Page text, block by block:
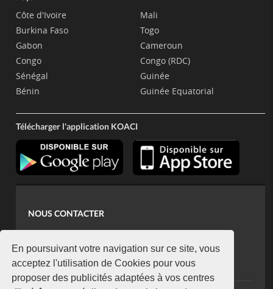
En poursuivant votre navigation sur ce site, vous
acceptez l'utilisation de Cookies pour vous
proposer des publicités adaptées à vos centres
Côte d'Ivoire
Burkina Faso
Gabon
Congo
Sénégal
Bénin
Mali
Togo
Cameroun
Congo (RDC)
Guinée
Guinée Equatorial
Télécharger l'application KOACI
NOUS CONTACTER
koaci@yahoo.fr
+225 07 08 85 52 93